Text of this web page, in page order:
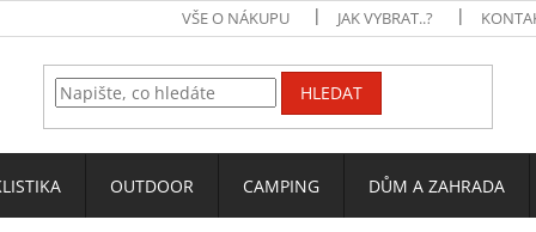
VŠE O NÁKUPU JAK VYBRAT..?
HLEDAT
OUTDOOR CAMPING DŮM A ZAHRADA